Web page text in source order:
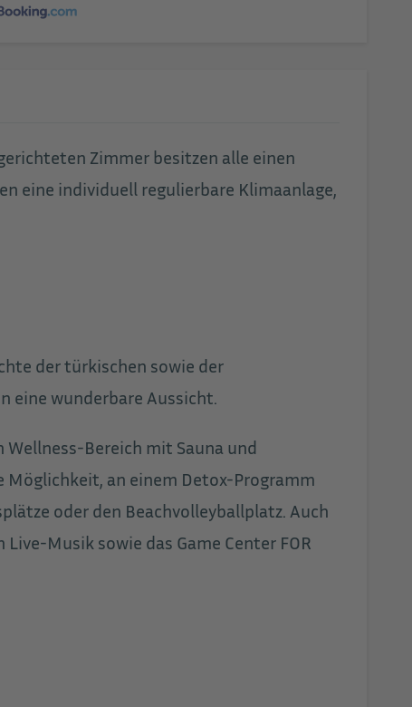
Zimmer besitzen alle einen
eine individuell regulierbare Klimaanlage,
der türkischen sowie der
eine wunderbare Aussicht.
Bereich mit Sauna und
Möglichkeit, an einem Detox-Programm
oder den Beachvolleyballplatz. Auch
Musik sowie das Game Center FOR